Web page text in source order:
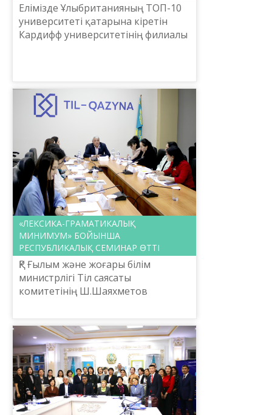
Елімізде Ұлыбританияның ТОП-10
университеті қатарына кіретін
Кардифф университетінің филиалы
«ЛЕКСИКА-ГРАМАТИКАЛЫҚ
МИНИМУМ» БОЙЫНША
РЕСПУБЛИКАЛЫҚ СЕМИНАР ӨТТІ
ҚР Ғылым және жоғары білім
министрлігі Тіл саясаты
комитетінің Ш.Шаяхметов
2024 жылғы 15 қараша күні
«Лексика-граммати...